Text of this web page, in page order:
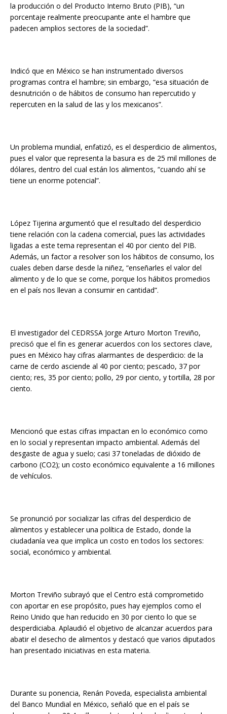
la producción o del Producto Interno Bruto (PIB), “un
porcentaje realmente preocupante ante el hambre que
padecen amplios sectores de la sociedad”.
Indicó que en México se han instrumentado diversos
programas contra el hambre; sin embargo, “esa situación de
desnutrición o de hábitos de consumo han repercutido y
repercuten en la salud de las y los mexicanos”.
Un problema mundial, enfatizó, es el desperdicio de alimentos,
pues el valor que representa la basura es de 25 mil millones de
dólares, dentro del cual están los alimentos, “cuando ahí se
tiene un enorme potencial”.
López Tijerina argumentó que el resultado del desperdicio
tiene relación con la cadena comercial, pues las actividades
ligadas a este tema representan el 40 por ciento del PIB.
Además, un factor a resolver son los hábitos de consumo, los
cuales deben darse desde la niñez, “enseñarles el valor del
alimento y de lo que se come, porque los hábitos promedios
en el país nos llevan a consumir en cantidad”.
El investigador del CEDRSSA Jorge Arturo Morton Treviño,
precisó que el fin es generar acuerdos con los sectores clave,
pues en México hay cifras alarmantes de desperdicio: de la
carne de cerdo asciende al 40 por ciento; pescado, 37 por
ciento; res, 35 por ciento; pollo, 29 por ciento, y tortilla, 28 por
ciento.
Mencionó que estas cifras impactan en lo económico como
en lo social y representan impacto ambiental. Además del
desgaste de agua y suelo; casi 37 toneladas de dióxido de
carbono (CO2); un costo económico equivalente a 16 millones
de vehículos.
Se pronunció por socializar las cifras del desperdicio de
alimentos y establecer una política de Estado, donde la
ciudadanía vea que implica un costo en todos los sectores:
social, económico y ambiental.
Morton Treviño subrayó que el Centro está comprometido
con aportar en ese propósito, pues hay ejemplos como el
Reino Unido que han reducido en 30 por ciento lo que se
desperdiciaba. Aplaudió el objetivo de alcanzar acuerdos para
abatir el desecho de alimentos y destacó que varios diputados
han presentado iniciativas en esta materia.
Durante su ponencia, Renán Poveda, especialista ambiental
del Banco Mundial en México, señaló que en el país se